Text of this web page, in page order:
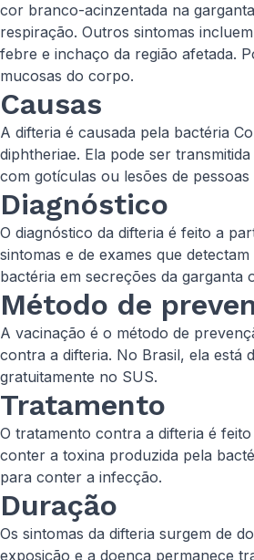
cor branco-acinzentada na
respiração. Outros sintomas
febre e inchaço da região afetada.
mucosas do corpo.
Causas
A difteria é causada pela bactéria
diphtheriae. Ela pode ser
com gotículas ou lesões de pessoas
Diagnóstico
O diagnóstico da difteria é feito a
sintomas e de exames que
bactéria em secreções da garganta
Método de
A vacinação é o método de
contra a difteria. No Brasil, ela está
gratuitamente no SUS.
Tratamento
O tratamento contra a difteria é
conter a toxina produzida pela
para conter a infecção.
Duração
Os sintomas da difteria surgem de
exposição e a doença permanece